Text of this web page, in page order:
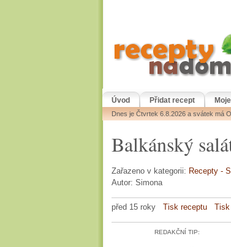
Úvod Přidat recept
Dnes je Čtvrtek 6.8.2026 a svátek má
Balkánský
Zařazeno v kategorii: Recepty -
Autor: Simona
před 15 roky Tisk receptu Tisk
REDAKČNÍ TIP: